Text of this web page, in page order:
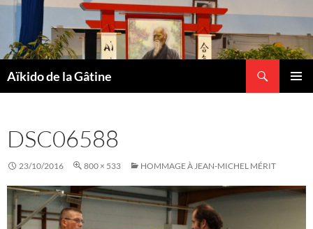
Aïkido de la Gâtine
DSC06588
23/10/2016 800 × 533 HOMMAGE À JEAN-MICHEL MÉRIT